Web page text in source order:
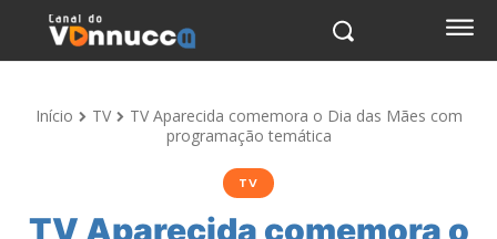
Início TV
TV Aparecida comemora o Dia das Mães com
programação temática
TV
TV Aparecida comemora o